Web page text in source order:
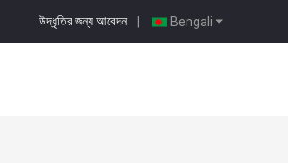
Bengali
উদ্ধৃতির জন্য আবেদন |